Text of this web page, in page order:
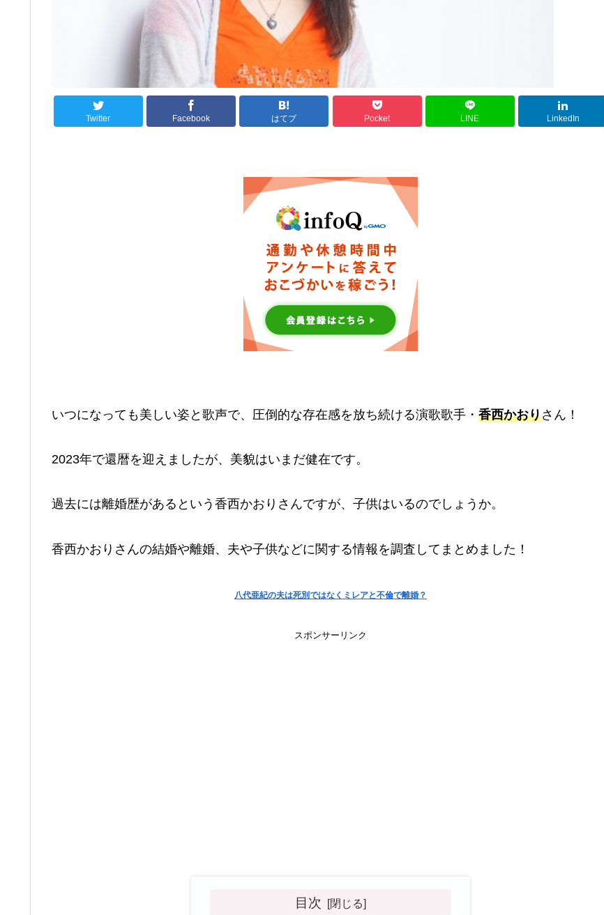
Twitter Facebook はてブ Pocket LINE LinkedIn
いつになっても美しい姿と歌声で、圧倒的な存在感を放ち続ける演歌歌手・ 香西かおりさん！
2023年で還暦を迎えましたが、美貌はいまだ健在です。
過去には離婚歴があるという香西かおりさんですが、子供はいるのでしょうか。
香西かおりさんの結婚や離婚、夫や子供などに関する情報を調査してまとめました！
八代亜紀の夫は死別ではなくミレアと不倫で離婚？
スポンサーリンク
目次